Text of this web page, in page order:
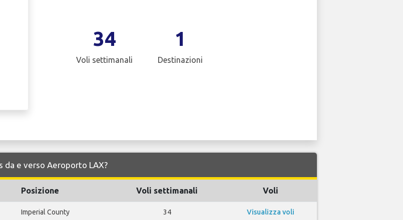
34
Voli settimanali
1
Destinazioni
da e verso Aeroporto LAX?
Posizione Voli settimanali Voli
Imperial County 34 Visualizza voli